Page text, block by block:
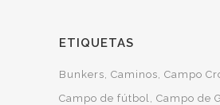
ETIQUETAS
Bunkers Caminos Campo
Campo de fútbol Campo de